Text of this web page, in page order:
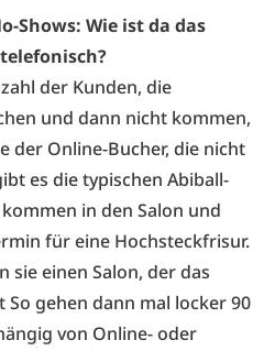
Shows: Wie ist da das
der Kunden, die
und dann nicht kommen,
der Online-Bucher, die nicht
es die typischen Abiball-
in den Salon und
für eine Hochsteckfrisur.
sie einen Salon, der das
gehen dann mal locker 90
von Online- oder